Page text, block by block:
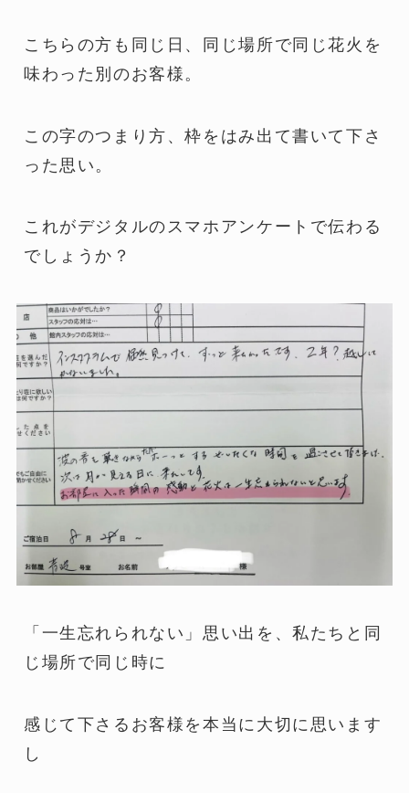
こちらの方も同じ日、同じ場所で同じ花火を
味わった別のお客様。
この字のつまり方、枠をはみ出て書いて下さ
った思い。
これがデジタルのスマホアンケートで伝わる
でしょうか？
「一生忘れられない」思い出を、私たちと同
じ場所で同じ時に
感じて下さるお客様を本当に大切に思います
し